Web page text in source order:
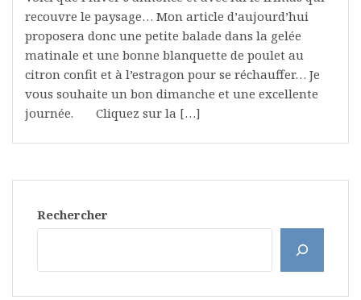
recouvre le paysage… Mon article d’aujourd’hui
proposera donc une petite balade dans la gelée
matinale et une bonne blanquette de poulet au
citron confit et à l’estragon pour se réchauffer… Je
vous souhaite un bon dimanche et une excellente
journée. Cliquez sur la […]
Rechercher